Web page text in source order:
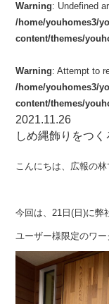
Warning: Undefined
/home/youhomes3/
content/themes/
Warning: Attempt to
/home/youhomes3/
content/themes/
2021.11.26
しめ縄飾りをつく
こんにちは、広報の林
今回は、21日(日)に弊
ユーザー様限定のワ